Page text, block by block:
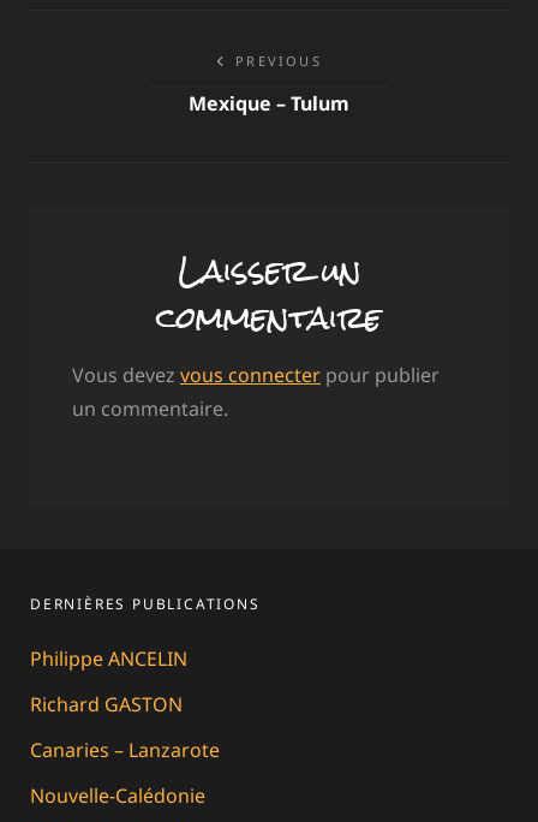
NavigationPREVIOUS
Mexique – Tulum
Laisser un
commentaire
Vous devez vous connecter pour publier
un commentaire.
DERNIÈRES PUBLICATIONS
Philippe ANCELIN
Richard GASTON
Canaries – Lanzarote
Nouvelle-Calédonie